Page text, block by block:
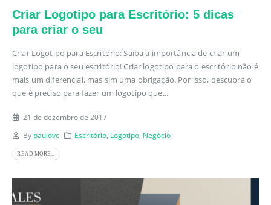
Criar Logotipo para Escritório: 5 dicas
para criar o seu
Criar Logotipo para Escritório: Saiba a importância de criar um
logotipo para o seu escritório! Criar logotipo para o escritório não é
mais um diferencial, mas sim uma obrigação. Por isso, descubra o
que é preciso para fazer um logotipo que...
21 de dezembro de 2017
By paulovc Escritório, Logotipo, Negócio
READ MORE...